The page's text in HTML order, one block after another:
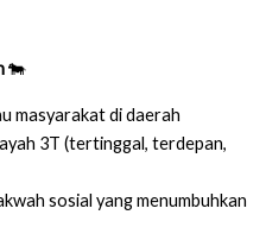
🐄
masyarakat di daerah
3T (tertinggal, terdepan,
sosial yang menumbuhkan